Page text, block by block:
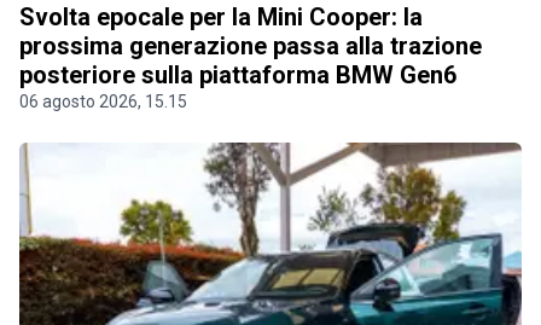
Svolta epocale per la Mini Cooper: la
prossima generazione passa alla trazione
posteriore sulla piattaforma BMW Gen6
06 agosto 2026, 15.15